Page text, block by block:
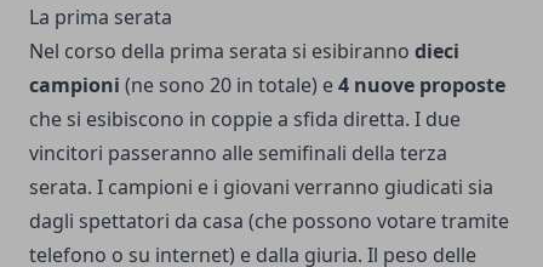
La prima serata
Nel corso della prima serata si esibiranno dieci
campioni (ne sono 20 in totale) e4 nuove proposte
che si esibiscono in coppie a sfida diretta. I due
vincitori passeranno alle semifinali della terza
serata. I campioni e i giovani verranno giudicati sia
dagli spettatori da casa (che possono votare tramite
telefono o su internet) e dalla giuria. Il peso delle